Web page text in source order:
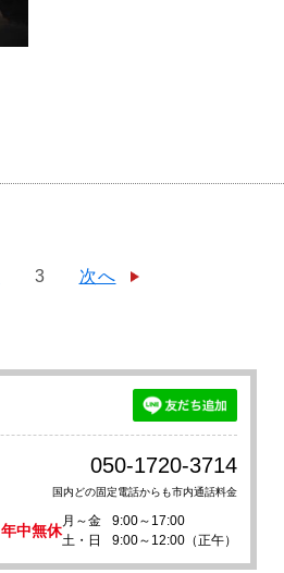
3 次へ
050-1720-3714
国内どの固定電話からも市内通話料金
年中無休
月～金
9:00～17:00
土・日
9:00～12:00（正午）